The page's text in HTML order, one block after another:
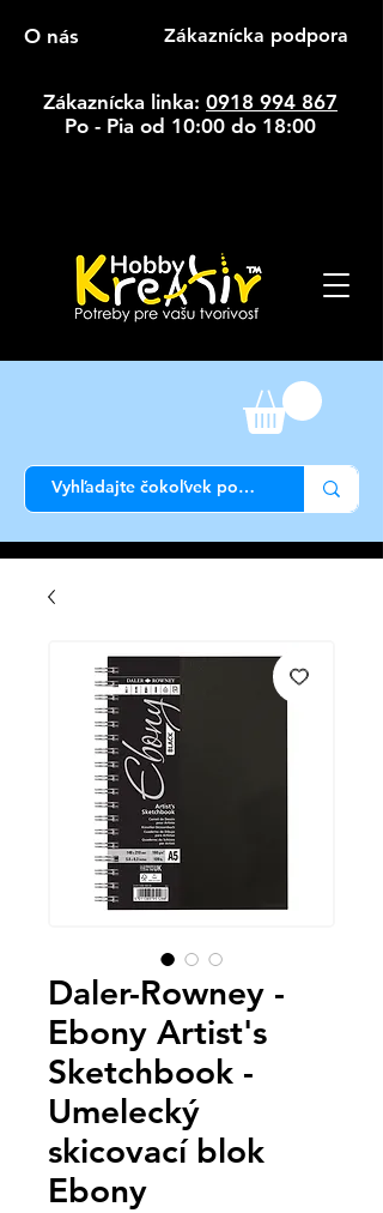
O nás Zákaznícka podpora
Zákaznícka linka: 0918 994 867
Po - Pia od 10:00 do 18:00
Daler-Rowney -
Ebony Artist's
Sketchbook -
Umelecký
skicovací blok
Ebony